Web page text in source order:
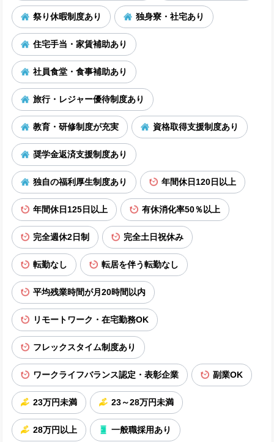
祭り休暇制度あり 独身寮・社宅あり
住宅手当・家賃補助あり
社員食堂・食事補助あり
旅行・レジャー優待制度あり
教育・研修制度が充実 資格取得支援制度あり
奨学金返済支援制度あり
独自の福利厚生制度あり 年間休日120日以上
年間休日125日以上 有休消化率50％以上
完全週休2日制 完全土日祝休み
転勤なし 転居を伴う転勤なし
平均残業時間が月20時間以内
リモートワーク・在宅勤務OK
フレックスタイム制度あり
ワークライフバランス認定・表彰企業 副業OK
23万円未満 23～28万円未満
28万円以上 一般職採用あり